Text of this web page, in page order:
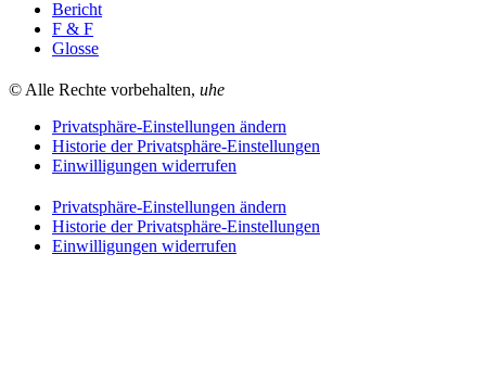
Bericht
F & F
Glosse
© Alle Rechte vorbehalten, uhe
Privatsphäre-Einstellungen ändern
Historie der Privatsphäre-Einstellungen
Einwilligungen widerrufen
Privatsphäre-Einstellungen ändern
Historie der Privatsphäre-Einstellungen
Einwilligungen widerrufen